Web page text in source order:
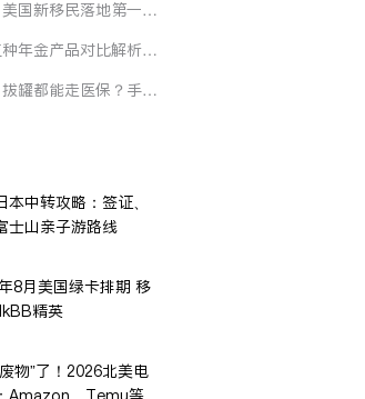
国新移民落地第一件
年金产品对比解析，
区
罐都能走医保？手把
中转攻略：签证、
士山亲子游路线
8月美国绿卡排期 移
精英
物”了！2026北美电